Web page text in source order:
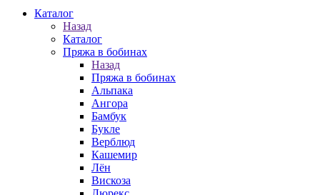
Каталог
Назад
Каталог
Пряжа в бобинах
Назад
Пряжа в бобинах
Альпака
Ангора
Бамбук
Букле
Верблюд
Кашемир
Лён
Вискоза